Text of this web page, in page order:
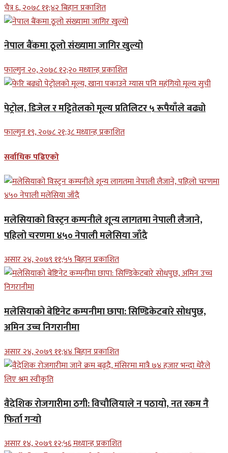
चैत्र ६, २०७८ ११;४२ बिहान प्रकाशित
नेपाल बैंकमा ठूलो संख्यामा जागिर खुल्यो
फाल्गुन २०, २०७८ १२;२० मध्यान्ह प्रकाशित
पेट्रोल, डिजेल र मट्टितेलको मूल्य प्रतिलिटर ५ रूपैयाँले बढ्यो
फाल्गुन १९, २०७८ २१;३८ मध्यान्ह प्रकाशित
सर्वाधिक पढिएको
मलेसियाको विस्ट्रन कम्पनीले शून्य लागतमा नेपाली लैजाने,
पहिलो चरणमा ४५० नेपाली मलेसिया जाँदै
असार २४, २०७९ ११;५५ बिहान प्रकाशित
मलेसियाको बेष्टिनेट कम्पनीमा छापा: सिण्डिकेटबारे सोधपुछ,
अमिन उच्च निगरानीमा
असार २४, २०७९ ११;४४ बिहान प्रकाशित
वैदेशिक रोजगारीमा ठगी: विचौलियाले न पठायो, नत रकम नै
फिर्ता गर्‍यो
असार १४, २०७९ १२;५६ मध्यान्ह प्रकाशित